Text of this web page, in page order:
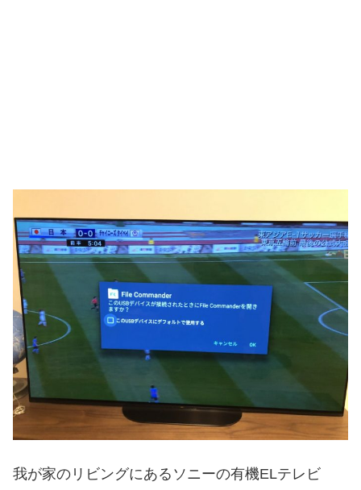
我が家のリビングにあるソニーの有機ELテレビ